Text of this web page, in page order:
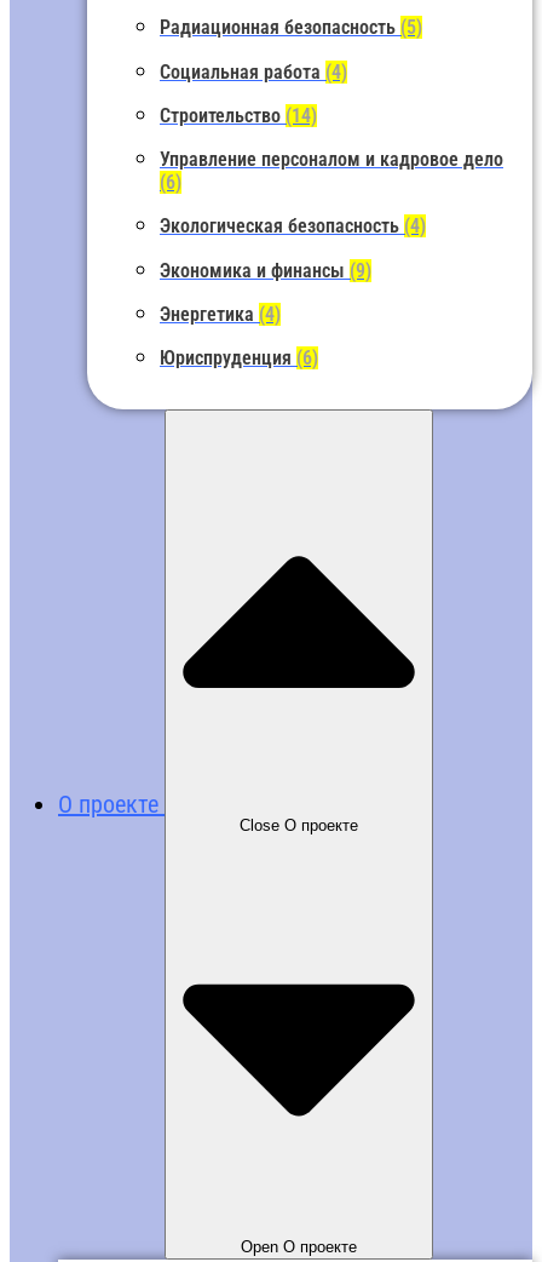
Радиационная безопасность (5)
Социальная работа (4)
Строительство (14)
Управление персоналом и кадровое дело
(6)
Экологическая безопасность (4)
Экономика и финансы (9)
Энергетика (4)
Юриспруденция (6)
О проекте
Close О проекте
Open О проекте